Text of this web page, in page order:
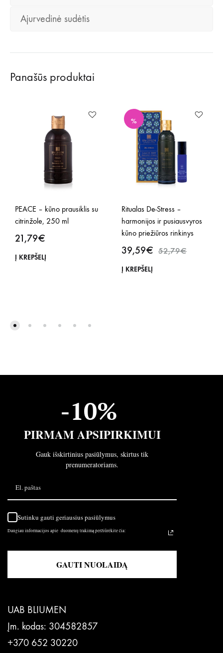
Ajurvedinė sudėtis
Panašūs produktai
PEACE – kūno prausiklis su
citrinžole, 250 ml
21,79€
Į KREPŠELĮ
%
Ritualas De-Stress –
harmonijos ir pusiausvyros
kūno priežiūros rinkinys
39,59€ 52,79€
Į KREPŠELĮ
UAB BLIUMEN
Įm. kodas: 304582857
+370 652 30220
-10%
PIRMAM APSIPIRKIMUI
Gauk išskirtinius pasiūlymus, skirtus tik
prenumeratoriams.
Sutinku gauti geriausius pasiūlymus
Daugiau informacijos apie duomenų trakimą peržiūrėkite čia:
GAUTI NUOLAIDĄ